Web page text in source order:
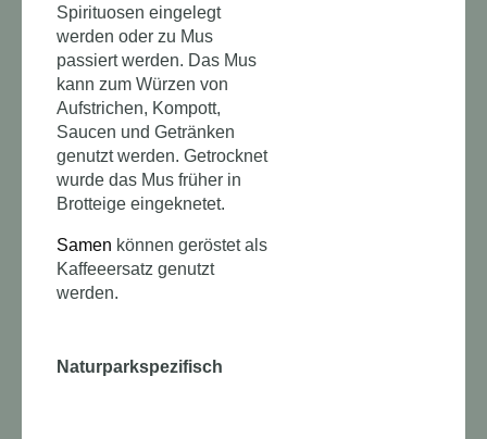
Spirituosen eingelegt
werden oder zu Mus
passiert werden. Das Mus
kann zum Würzen von
Aufstrichen, Kompott,
Saucen und Getränken
genutzt werden. Getrocknet
wurde das Mus früher in
Brotteige eingeknetet.
Samen können geröstet als
Kaffeeersatz genutzt
werden.
Naturparkspezifisch